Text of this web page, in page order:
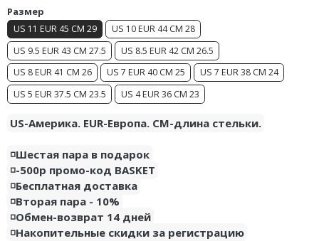
Размер
US 11 EUR 45 CM 29
US 10 EUR 44 CM 28
US 9.5 EUR 43 CM 27.5
US 8.5 EUR 42 CM 26.5
US 8 EUR 41 CM 26
US 7 EUR 40 CM 25
US 7 EUR 38 CM 24
US 5 EUR 37.5 CM 23.5
US 4 EUR 36 CM 23
US-Америка. EUR-Европа. CM-длина стельки.
◽️Шестая пара в подарок
◽️-500р промо-код BASKET
◽️Бесплатная доставка
◽️Вторая пара - 10%
◽️Обмен-возврат 14 дней
◽️Накопительные скидки за регистрацию
Air Jordan 4
Air Jordan 5
Air Jordan 6
Air Jordan 11
Air Jordan 12
Air Jordan 13
Nike Cosmic Unity
Nike Air Deldon
Nike Sabrina
Nike GT
Nike Ja
Nike Book
Adidas Yeezy Boost 350 V2